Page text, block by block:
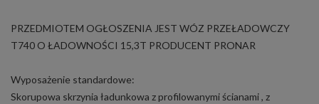
PRZEDMIOTEM OGŁOSZENIA JEST WÓZ PRZEŁADOWCZY
T740 O ŁADOWNOŚCI 15,3T PRODUCENT PRONAR
Wyposażenie standardowe:
Skorupowa skrzynia ładunkowa z profilowanymi ścianami , z